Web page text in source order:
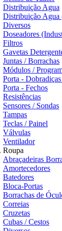
Distribuição Agua
Distribuição Agua
Diversos
Doseadores
Filtros
Gavetas
Juntas / Borrachas
Módulos /
Porta -
Porta - Fechos
Resistências
Sensores / Sondas
Tampas
Teclas / Painel
Válvulas
Ventilador
Abraçadeiras
Amortecedores
Batedores
Bloca-Portas
Borrachas de
Correias
Cruzetas
Cubas / Cestos